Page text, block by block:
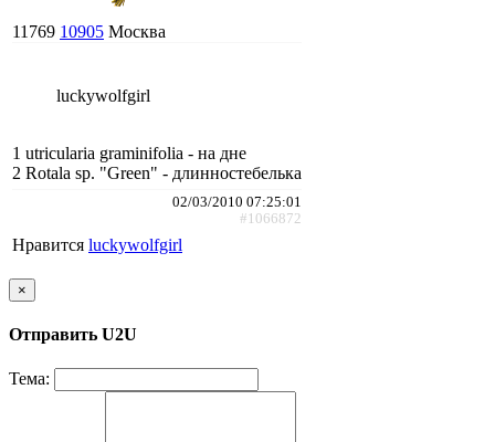
11769 10905 Москва
luckywolfgirl
1 utricularia graminifolia - на дне
2 Rotala sp. "Green" - длинностебелька
02/03/2010 07:25:01
#1066872
Нравится luckywolfgirl
×
Отправить U2U
Тема: